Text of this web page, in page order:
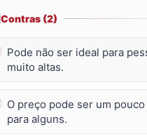
Contras (2)
Pode não ser ideal para
muito altas.
O preço pode ser um
para alguns.